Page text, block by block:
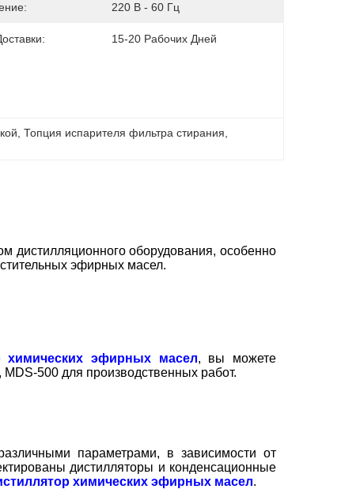
220 В - 60 Гц
15-20 Рабочих Дней
, Топция испарителя фильтра стирания
дистилляционного оборудования, особенно
эфирных масел.
химических эфирных масел, вы можете
500 для производственных работ.
параметрами, в зависимости от
дистилляторы и конденсационные
химических эфирных масел.